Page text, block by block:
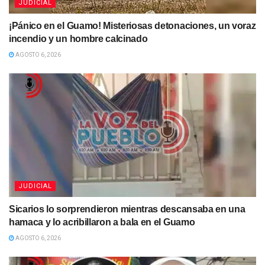
JUDICIAL
¡Pánico en el Guamo! Misteriosas detonaciones, un voraz
incendio y un hombre calcinado
AGOSTO 6, 2026
JUDICIAL
Sicarios lo sorprendieron mientras descansaba en una
hamaca y lo acribillaron a bala en el Guamo
AGOSTO 6, 2026